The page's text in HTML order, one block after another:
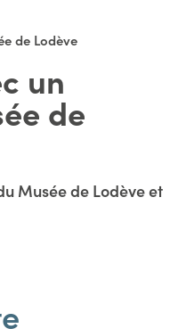
de Lodève
un
de
Musée de Lodève et